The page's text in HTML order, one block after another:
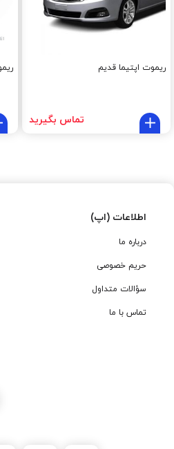
ریموت اپتیما قدیم
تماس بگیرید
اطلاعات (اپ)
درباره ما
حریم خصوصی
سؤالات متداول
تماس با ما